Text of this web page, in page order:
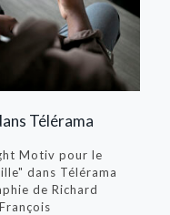
Télérama
Motiv pour le
dans Télérama
de Richard